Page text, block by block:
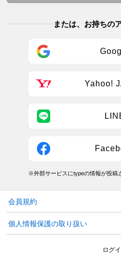
または、お持ちの
Yahoo!
※外部サービスにtypeの情報が投稿
会員規約
個人情報保護の取り扱い
ログ